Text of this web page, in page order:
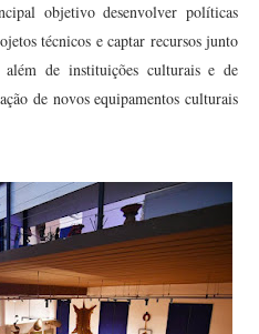
objetivo desenvolver políticas
técnicos e captar recursos junto
além de instituições culturais e de
de novos equipamentos culturais